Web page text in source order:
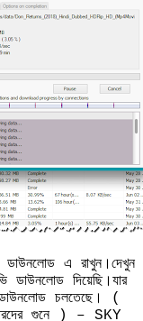
এ রাখুন।দেখুন
দিয়েছি।যার
চলতেছে। (
গুনে ) – SKY